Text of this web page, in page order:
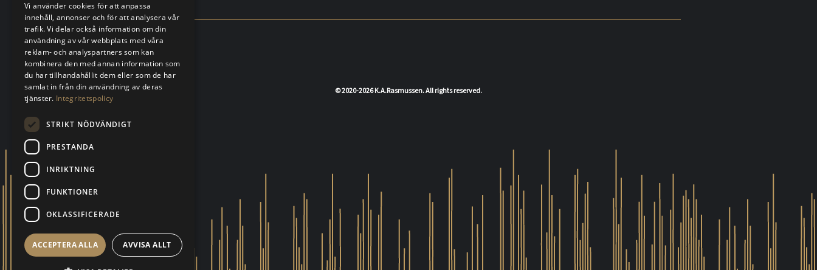
© 2020-2026 K.A.Rasmussen. All rights reserved.
Vi använder cookies för att anpassa
innehåll, annonser och för att analysera vår
trafik. Vi delar också information om din
användning av vår webbplats med våra
reklam- och analyspartners som kan
kombinera den med annan information som
du har tillhandahållit dem eller som de har
samlat in från din användning av deras
tjänster. Integritetspolicy
STRIKT NÖDVÄNDIGT
PRESTANDA
INRIKTNING
FUNKTIONER
OKLASSIFICERADE
ACCEPTERA ALLA AVVISA ALLT